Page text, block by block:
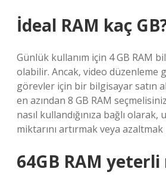
İdeal RAM kaç
Günlük kullanım için 4 GB RAM
olabilir. Ancak, video düzenleme
görevler için bir bilgisayar satın
en azından 8 GB RAM
nasıl kullandığınıza bağlı olarak,
miktarını artırmak veya
64GB RAM yeterli